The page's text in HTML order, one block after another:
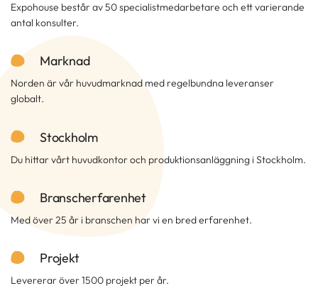
Expohouse består av 50 specialistmedarbetare och ett varierande
antal konsulter.
Marknad
Norden är vår huvudmarknad med regelbundna leveranser
globalt.
Stockholm
Du hittar vårt huvudkontor och produktionsanläggning i Stockholm.
Branscherfarenhet
Med över 25 år i branschen har vi en bred erfarenhet.
Projekt
Levererar över 1500 projekt per år.